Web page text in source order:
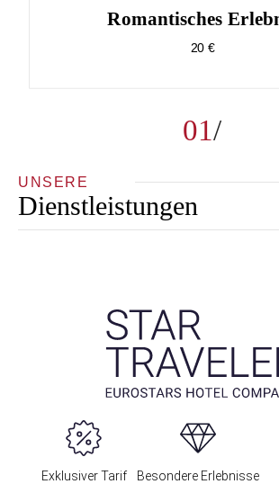
01
Romantisches
20 €
UNSERE
Dienstleistungen
Exklusiver Tarif
Besondere Erlebnisse